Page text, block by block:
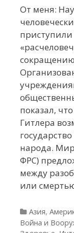
От меня:
приступили
показал,
Гитлера
народа.
ФРС)
между
или
Рубрики
Азия,
Война и